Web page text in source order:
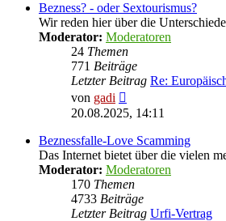
Bezness? - oder Sextourismus?
Wir reden hier über die
Moderator: Moderatoren
24 Themen
771 Beiträge
Letzter Beitrag Re:
von gadi
Beitrag
20.08.2025, 14:11
Beznessfalle-Love Scamming
Das Internet bietet über die vielen
Moderator: Moderatoren
170 Themen
4733 Beiträge
Letzter Beitrag Urfi-Vertrag